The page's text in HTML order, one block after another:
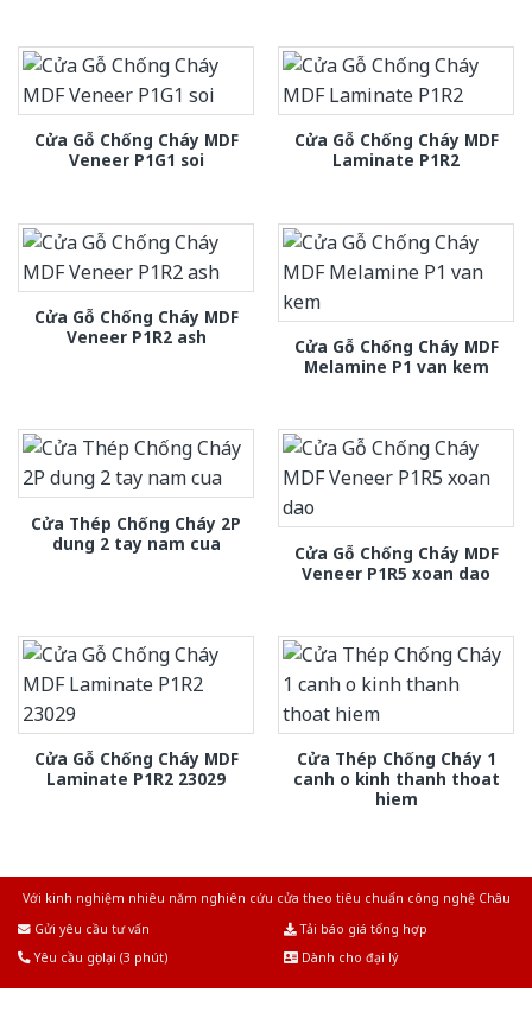
Cửa Gỗ Chống Cháy MDF
Veneer P1G1 soi
Cửa Gỗ Chống Cháy MDF
Laminate P1R2
Cửa Gỗ Chống Cháy MDF
Veneer P1R2 ash
Cửa Gỗ Chống Cháy MDF
Melamine P1 van kem
Cửa Thép Chống Cháy 2P
dung 2 tay nam cua
Cửa Gỗ Chống Cháy MDF
Veneer P1R5 xoan dao
Cửa Gỗ Chống Cháy MDF
Laminate P1R2 23029
Cửa Thép Chống Cháy 1
canh o kinh thanh thoat
hiem
Với kinh nghiệm nhiêu năm nghiên cứu cửa theo tiêu chuẩn công nghệ Châu
Gửi yêu cầu tư vấn
Tải báo giá tổng hợp
Yêu cầu gọi lại (3 phút)
Dành cho đại lý